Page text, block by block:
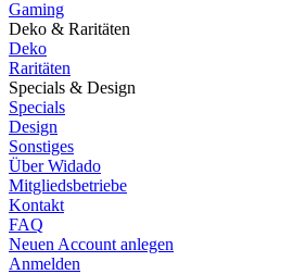
Gaming
Deko & Raritäten
Deko
Raritäten
Specials & Design
Specials
Design
Sonstiges
Über Widado
Mitgliedsbetriebe
Kontakt
FAQ
Neuen Account anlegen
Anmelden